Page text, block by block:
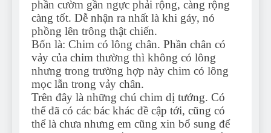
phần cườm gần ngực phải rộng, càng rộng
càng tốt. Dễ nhận ra nhất là khi gáy, nó
phồng lên trông thật chiến.
Bốn là: Chim có lông chân. Phần chân có
vảy của chim thường thì không có lông
nhưng trong trường hợp này chim có lông
mọc lẫn trong vảy chân.
Trên đây là những chú chim dị tướng. Có
thể đã có các bác khác đề cập tới, cũng có
thể là chưa nhưng em cũng xin bổ sung để